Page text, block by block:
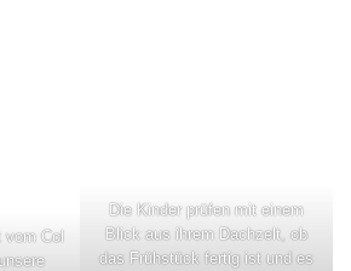
vom Col
Die Kinder prüfen mit einem
Blick aus ihrem Dachzelt, ob
das Frühstück fertig ist und es